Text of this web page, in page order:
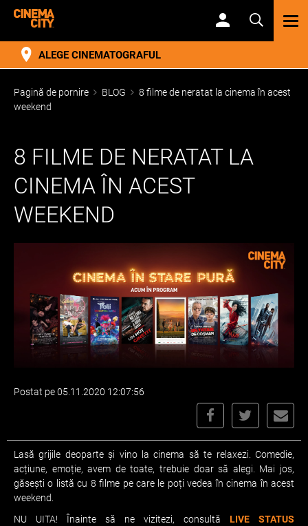
ALEGE CINEMATOGRAFUL
Pagină de pornire BLOG
8 filme de neratat la cinema în acest
weekend
8 FILME DE NERATAT LA
CINEMA ÎN ACEST
WEEKEND
Postat pe 05.11.2020 12:07:56
Lasă grijile deoparte și vino la cinema să te relaxezi. Comedie,
acțiune, emoție, avem de toate, trebuie doar să alegi. Mai jos,
găsești o listă cu 8 filme pe care le poți vedea în cinema în acest
weekend.
NU UITA! Înainte să ne vizitezi, consultă LIVE STATUS